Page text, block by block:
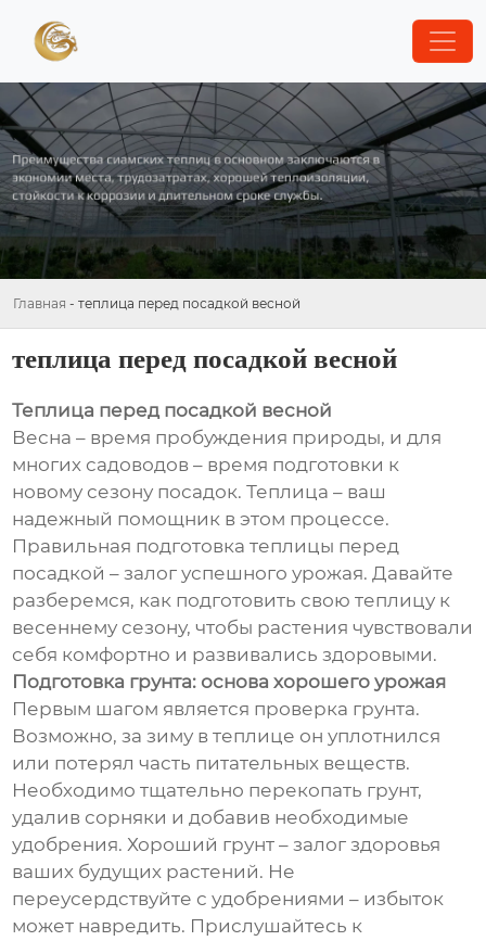
Главная - теплица перед посадкой весной
теплица перед посадкой весной
Теплица перед посадкой весной
Весна – время пробуждения природы, и для
многих садоводов – время подготовки к
новому сезону посадок. Теплица – ваш
надежный помощник в этом процессе.
Правильная подготовка теплицы перед
посадкой – залог успешного урожая. Давайте
разберемся, как подготовить свою теплицу к
весеннему сезону, чтобы растения чувствовали
себя комфортно и развивались здоровыми.
Подготовка грунта: основа хорошего урожая
Первым шагом является проверка грунта.
Возможно, за зиму в теплице он уплотнился
или потерял часть питательных веществ.
Необходимо тщательно перекопать грунт,
удалив сорняки и добавив необходимые
удобрения. Хороший грунт – залог здоровья
ваших будущих растений. Не
переусердствуйте с удобрениями – избыток
может навредить. Прислушайтесь к